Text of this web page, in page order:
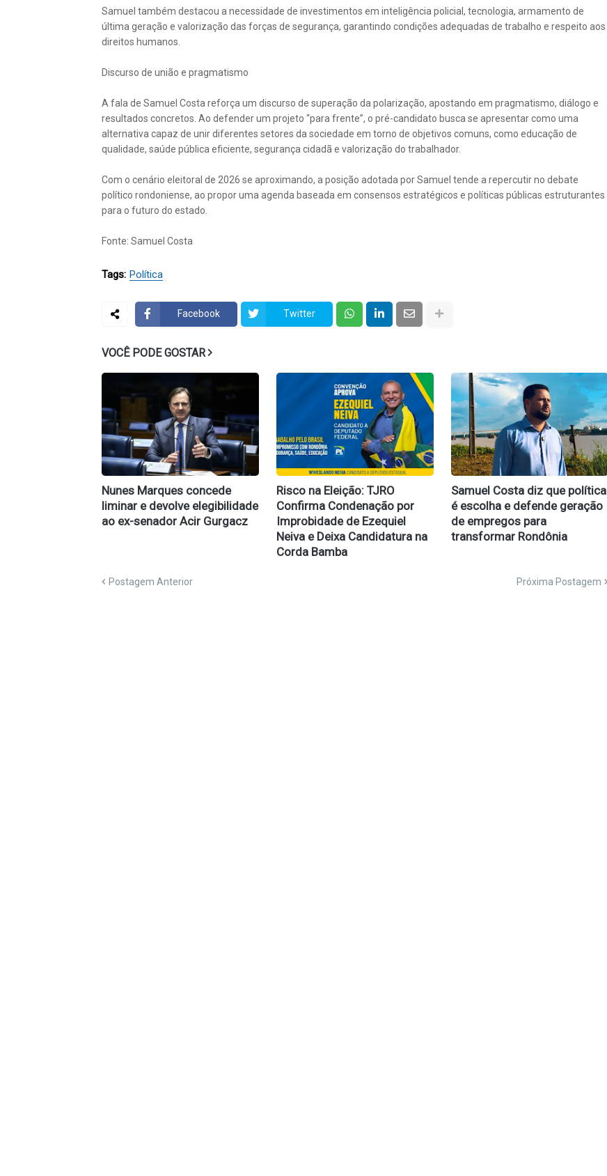
Samuel também destacou a necessidade de investimentos em inteligência policial, tecnologia, armamento de
última geração e valorização das forças de segurança, garantindo condições adequadas de trabalho e respeito aos
direitos humanos.
Discurso de união e pragmatismo
A fala de Samuel Costa reforça um discurso de superação da polarização, apostando em pragmatismo, diálogo e
resultados concretos. Ao defender um projeto “para frente”, o pré-candidato busca se apresentar como uma
alternativa capaz de unir diferentes setores da sociedade em torno de objetivos comuns, como educação de
qualidade, saúde pública eficiente, segurança cidadã e valorização do trabalhador.
Com o cenário eleitoral de 2026 se aproximando, a posição adotada por Samuel tende a repercutir no debate
político rondoniense, ao propor uma agenda baseada em consensos estratégicos e políticas públicas estruturantes
para o futuro do estado.
Fonte: Samuel Costa
Tags: Política
Facebook Twitter
VOCÊ PODE GOSTAR
Nunes Marques concede
liminar e devolve elegibilidade
ao ex-senador Acir Gurgacz
Risco na Eleição: TJRO
Confirma Condenação por
Improbidade de Ezequiel
Neiva e Deixa Candidatura na
Corda Bamba
Samuel Costa diz que política
é escolha e defende geração
de empregos para
transformar Rondônia
Postagem Anterior Próxima Postagem